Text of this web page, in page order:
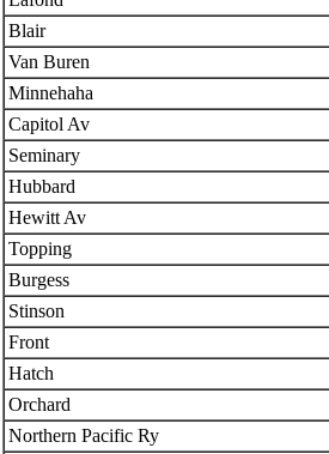
Blair
Van Buren
Minnehaha
Capitol Av
Seminary
Hubbard
Hewitt Av
Topping
Burgess
Stinson
Front
Hatch
Orchard
Northern Pacific Ry